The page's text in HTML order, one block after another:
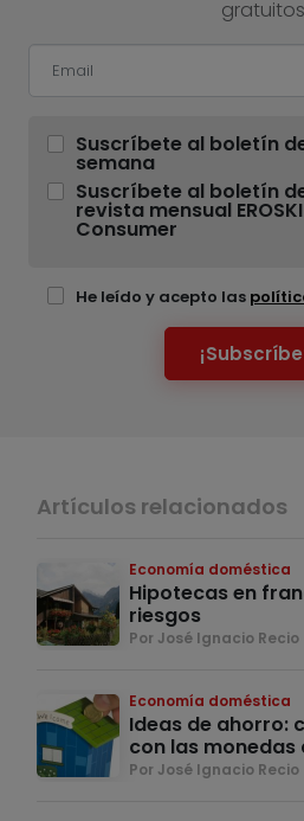
Suscríbete al boletín
semana
Suscríbete al boletín
revista mensual EROSKI
Consumer
He leído y acepto las
Artículos relacionados
Economía doméstica
Hipotecas en
riesgos
Por José Ignacio Recio
Economía doméstica
Ideas de ahorro:
con las monedas
Por José Ignacio Recio